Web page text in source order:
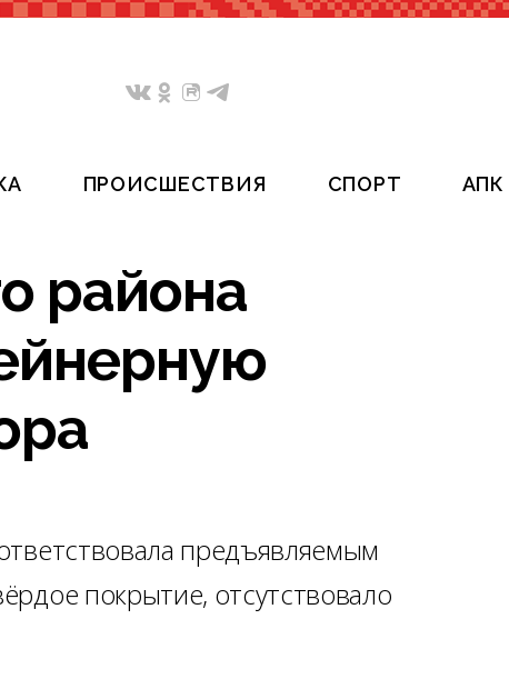
ПРОИСШЕСТВИЯ СПОРТ АПК
района
предъявляемым
покрытие, отсутствовало